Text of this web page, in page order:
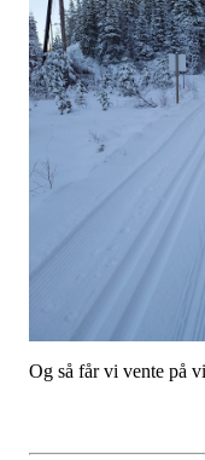
Og så får vi vente på